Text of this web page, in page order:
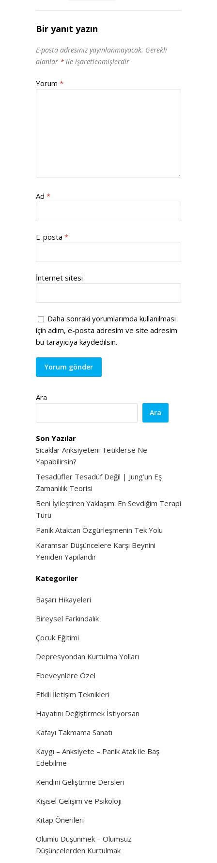
Bir yanıt yazın
E-posta adresiniz yayınlanmayacak. Gerekli
alanlar * ile işaretlenmişlerdir
Yorum *
Ad *
E-posta *
İnternet sitesi
Daha sonraki yorumlarımda kullanılması
için adım, e-posta adresim ve site adresim
bu tarayıcıya kaydedilsin.
Ara
Ara
Son Yazılar
Sıcaklar Anksiyeteni Tetiklerse Ne
Yapabilirsin?
Tesadüfler Tesadüf Değil | Jung’un Eş
Zamanlılık Teorisi
Beni İyileştiren Yaklaşım: En Sevdiğim Terapi
Türü
Panik Ataktan Özgürleşmenin Tek Yolu
Karamsar Düşüncelere Karşı Beynini
Yeniden Yapılandır
Kategoriler
Başarı Hikayeleri
Bireysel Farkındalık
Çocuk Eğitimi
Depresyondan Kurtulma Yolları
Ebeveynlere Özel
Etkili İletişim Teknikleri
Hayatını Değiştirmek İstiyorsan
Kafayı Takmama Sanatı
Kaygı – Anksiyete – Panik Atak ile Baş
Edebilme
Kendini Geliştirme Dersleri
Kişisel Gelişim ve Psikoloji
Kitap Önerileri
Olumlu Düşünmek – Olumsuz
Düşüncelerden Kurtulmak